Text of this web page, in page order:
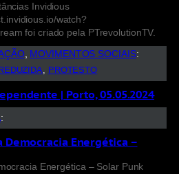
Invidious
watch?
foi criado pela PTrevolutionTV.
, MOVIMENTOS SOCIAIS:
, PROTESTO
| Porto, 05.05.2024
:
Democracia Energética –
Energética – Solar Punk